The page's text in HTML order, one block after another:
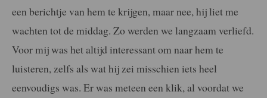
een berichtje van hem te krijgen, maar nee, hij liet me
wachten tot de middag. Zo werden we langzaam verliefd.
Voor mij was het altijd interessant om naar hem te
luisteren, zelfs als wat hij zei misschien iets heel
eenvoudigs was. Er was meteen een klik, al voordat we